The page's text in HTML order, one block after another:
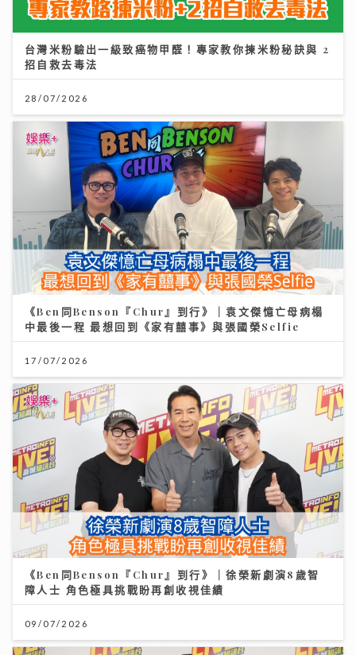
台灣米粉驗出一級致癌物甲醛！專家教你揀米粉秘訣與 2
招自救去毒法
28/07/2026
《Ben同Benson『Chur』到行》｜袁文傑憶亡母病榻
中最後一程 最想回到《家有囍事》與張國榮Selfie
17/07/2026
《Ben同Benson『Chur』到行》｜徐榮新劇演8歲智
障人士 角色極具挑戰盼再創收視佳績
09/07/2026